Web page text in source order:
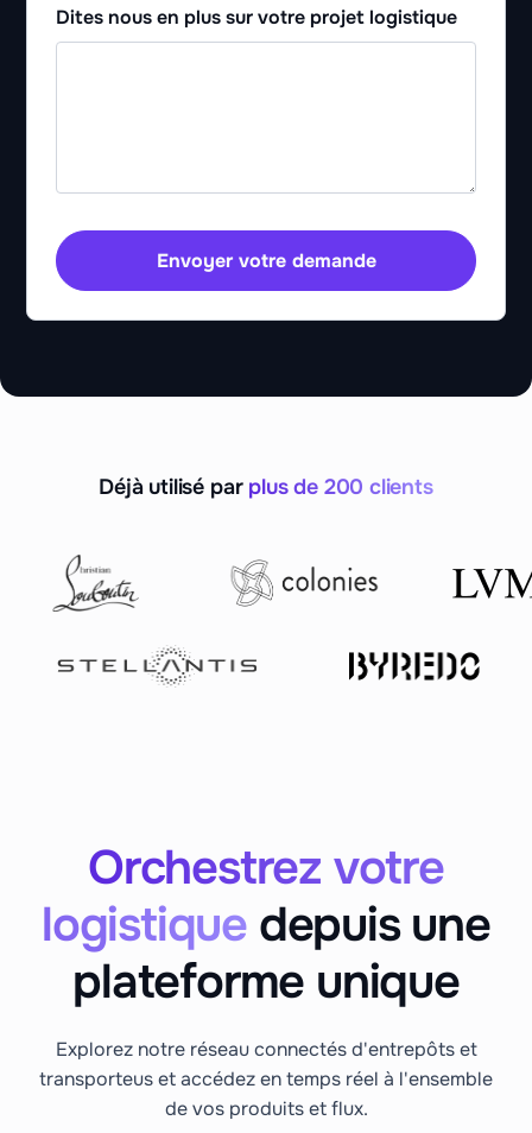
Dites nous en plus sur votre projet logistique
Envoyer votre demande
Déjà utilisé par plus de 200 clients
Orchestrez votre
logistique depuis une
plateforme unique
Explorez notre réseau connectés d'entrepôts et
transporteus et accédez en temps réel à l'ensemble
de vos produits et flux.